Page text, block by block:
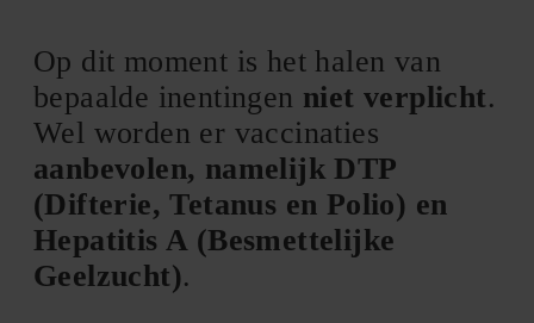
Op dit moment is het halen van
bepaalde inentingen niet verplicht.
Wel worden er vaccinaties
aanbevolen, namelijk DTP
(Difterie, Tetanus en Polio) en
Hepatitis A (Besmettelijke
Geelzucht).